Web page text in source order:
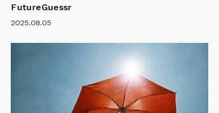
FutureGuessr
2025.08.05